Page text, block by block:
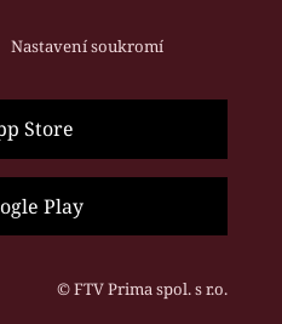
Nastavení soukromí
Store
Play
© FTV Prima spol. s r.o.